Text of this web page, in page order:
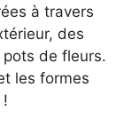
à travers
des
de fleurs.
les formes